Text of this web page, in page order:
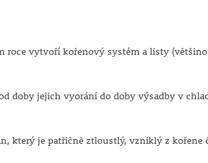
roce vytvoří kořenový systém a listy
doby jejich vyorání do doby výsadby v
který je patřičně ztloustlý, vzniklý z kořene